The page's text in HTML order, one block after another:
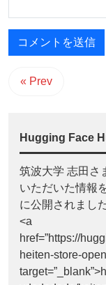
« Prev
Hugging Face
筑波大学 志田さ
いただいた情報
に公開されました
<a
href=”https://
heiten-store-